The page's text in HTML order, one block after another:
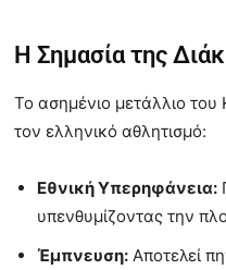
Η Σημασία της
Το ασημένιο μετάλλιο
τον ελληνικό αθλητισμό:
Εθνική Υπερηφάνεια:
υπενθυμίζοντας την
Έμπνευση: Αποτελεί